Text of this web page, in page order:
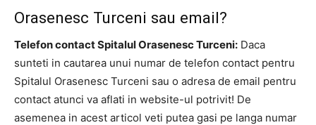
Orasenesc Turceni sau email?
Telefon contact Spitalul Orasenesc Turceni: Daca
sunteti in cautarea unui numar de telefon contact pentru
Spitalul Orasenesc Turceni sau o adresa de email pentru
contact atunci va aflati in website-ul potrivit! De
asemenea in acest articol veti putea gasi pe langa numar